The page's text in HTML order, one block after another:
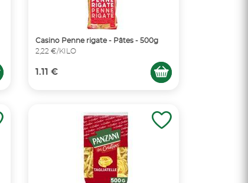
Casino Penne rigate - Pâtes - 500g
2,22 €/KILO
1.11 €